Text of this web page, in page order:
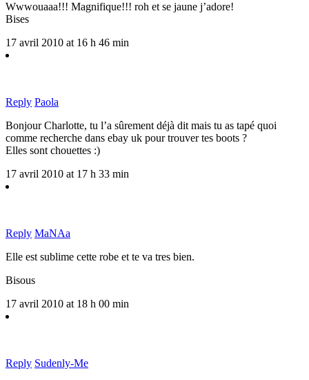
Wwwouaaa!!! Magnifique!!! roh et se jaune j’adore!
Bises
17 avril 2010 at 16 h 46 min
Reply Paola
Bonjour Charlotte, tu l’a sûrement déjà dit mais tu as tapé quoi
comme recherche dans ebay uk pour trouver tes boots ?
Elles sont chouettes :)
17 avril 2010 at 17 h 33 min
Reply MaNAa
Elle est sublime cette robe et te va tres bien.
Bisous
17 avril 2010 at 18 h 00 min
Reply Sudenly-Me